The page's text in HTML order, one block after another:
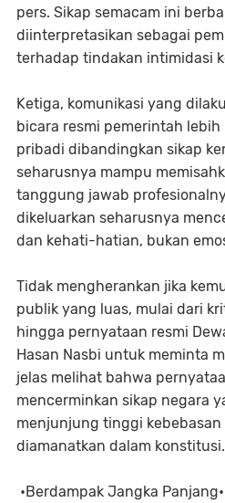
pers. Sikap semacam ini
diinterpretasikan sebagai
terhadap tindakan intimidasi
Ketiga, komunikasi yang
bicara resmi pemerintah
pribadi dibandingkan sikap
seharusnya mampu
tanggung jawab
dikeluarkan seharusnya
dan kehati-hatian, bukan
Tidak mengherankan jika
publik yang luas, mulai dari
hingga pernyataan resmi
Hasan Nasbi untuk meminta
jelas melihat bahwa
mencerminkan sikap negara
menjunjung tinggi kebebasan
diamanatkan dalam konstitusi.
•Berdampak Jangka Panjang•